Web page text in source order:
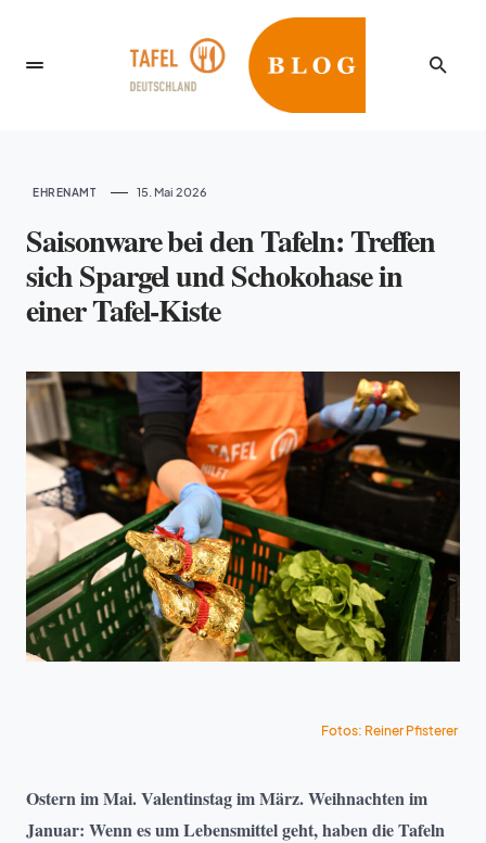
EHRENAMT 15. Mai 2026
Saisonware bei den Tafeln: Treffen
sich Spargel und Schokohase in
einer Tafel-Kiste
Fotos: Reiner Pfisterer
Ostern im Mai. Valentinstag im März. Weihnachten im
Januar: Wenn es um Lebensmittel geht, haben die Tafeln